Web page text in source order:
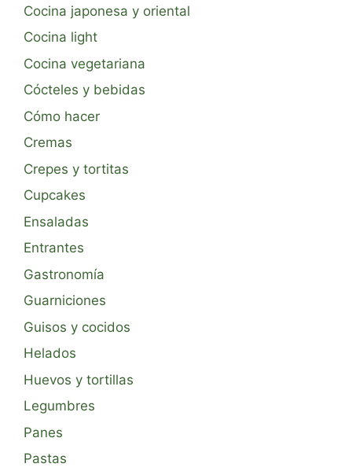
Cocina japonesa y oriental
Cocina light
Cocina vegetariana
Cócteles y bebidas
Cómo hacer
Cremas
Crepes y tortitas
Cupcakes
Ensaladas
Entrantes
Gastronomía
Guarniciones
Guisos y cocidos
Helados
Huevos y tortillas
Legumbres
Panes
Pastas